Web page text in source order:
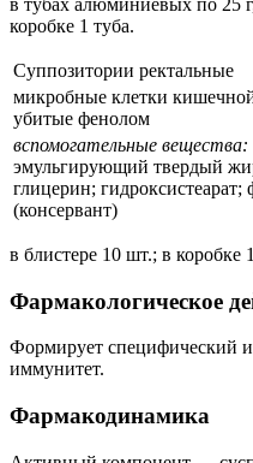
коробке 1 туба.
Суппозитории ректальные
микробные клетки
убитые фенолом
вспомогательные вещества:
эмульгирующий твердый
глицерин; гидроксистеарат;
(консервант)
в блистере 10 шт.; в коробке
Фармакологическое
Формирует специфический
иммунитет.
Фармакодинамика